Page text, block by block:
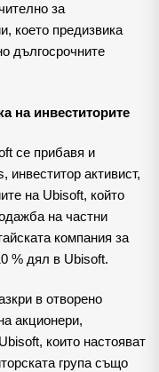
за
което предизвика
дългосрочните
на инвеститорите
се прибавя и
инвеститор активист,
на Ubisoft, който
на частни
компания за
% дял в Ubisoft.
в отворено
акционери,
които настояват
група също